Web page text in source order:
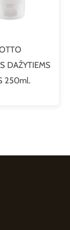
DAŽYTIEMS
250ml.